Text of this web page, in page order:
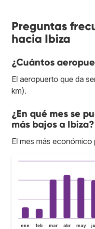
Preguntas
hacia Ibiza
¿Cuántos
El aeropuerto que da
km).
¿En qué mes se
más bajos a Ibiza?
El mes más
ene feb mar abr may